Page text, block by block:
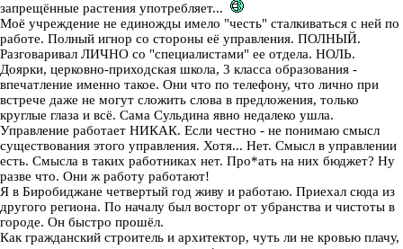
запрещённые растения употребляет...
Моё учреждение не единожды имело "честь" сталкиваться с ней по
работе. Полный игнор со стороны её управления. ПОЛНЫЙ.
Разговаривал ЛИЧНО со "специалистами" ее отдела. НОЛЬ.
Доярки, церковно-приходская школа, 3 класса образования -
впечатление именно такое. Они что по телефону, что лично при
встрече даже не могут сложить слова в предложения, только
круглые глаза и всё. Сама Сульдина явно недалеко ушла.
Управление работает НИКАК. Если честно - не понимаю смысл
существования этого управления. Хотя... Нет. Смысл в управлении
есть. Смысла в таких работниках нет. Про*ать на них бюджет? Ну
разве что. Они ж работу работают!
Я в Биробиджане четвертый год живу и работаю. Приехал сюда из
другого региона. По началу был восторг от убранства и чистоты в
городе. Он быстро прошёл.
Как гражданский строитель и архитектор, чуть ли не кровью плачу,